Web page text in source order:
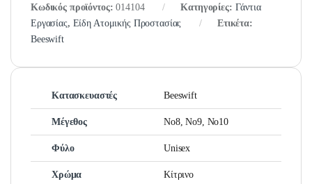
Κωδικός προϊόντος:014104 Κατηγορίες: Γάντια
Εργασίας, Είδη Ατομικής Προστασίας
Ετικέτα:
Beeswift
Κατασκευαστές Beeswift
Μέγεθος No8, No9, No10
Φύλο Unisex
Χρώμα Κίτρινο